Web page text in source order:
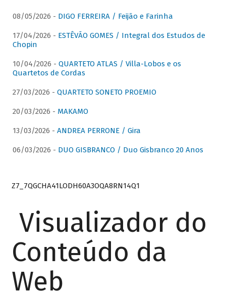
08/05/2026 - DIGO FERREIRA / Feijão e Farinha
17/04/2026 - ESTÊVÃO GOMES / Integral dos Estudos de
Chopin
10/04/2026 - QUARTETO ATLAS / Villa-Lobos e os
Quartetos de Cordas
27/03/2026 - QUARTETO SONETO PROEMIO
20/03/2026 - MAKAMO
13/03/2026 - ANDREA PERRONE / Gira
06/03/2026 - DUO GISBRANCO / Duo Gisbranco 20 Anos
Z7_7QGCHA41LODH60A3OQA8RN14Q1
Visualizador do
Conteúdo da
Web